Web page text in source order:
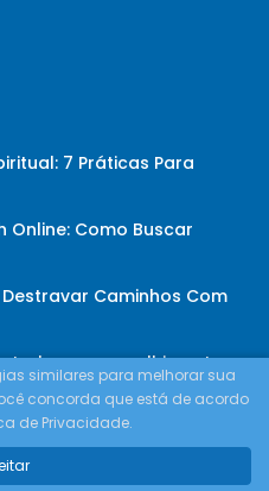
7 Práticas Para
Online: Como Buscar
Caminhos Com
clareza e acolhimento
similares para melhorar sua
concorda que está de acordo
de Privacidade.